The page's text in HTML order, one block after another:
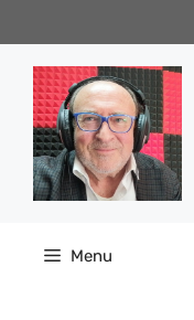
al
contenuto
Menu